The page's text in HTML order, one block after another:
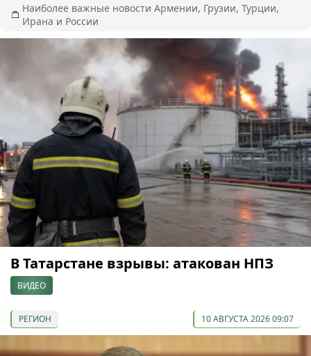
Наиболее важные новости Армении, Грузии, Турции,
Ирана и России
В Татарстане взрывы: атакован НПЗ
ВИДЕО
РЕГИОН 10 АВГУСТА 2026 09:07